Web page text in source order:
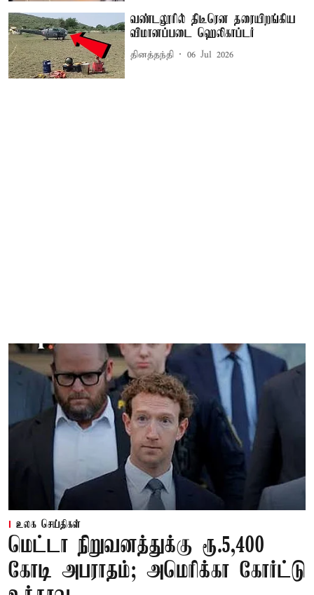
வண்டலூரில் திடீரென தரையிறங்கிய
விமானப்படை ஹெலிகாப்டர்
தினத்தந்தி 06 Jul 2026
உலக செய்திகள்
மெட்டா நிறுவனத்துக்கு ரூ.5,400
கோடி அபராதம்; அமெரிக்கா கோர்ட்டு